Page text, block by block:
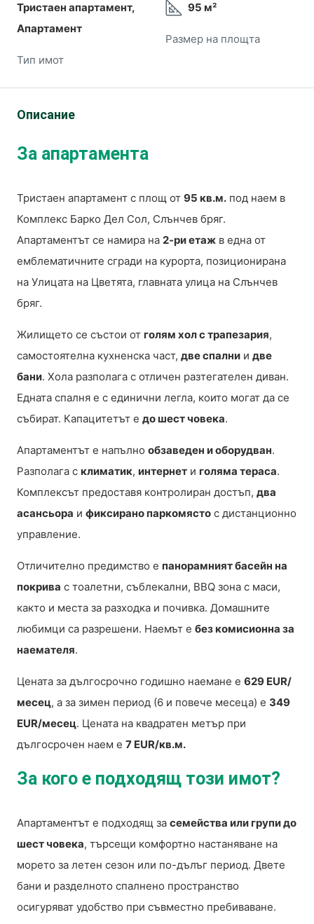
Тристаен апартамент,
Апартамент
Тип имот
95 м²
Размер на площта
Описание
За апартамента
Тристаен апартамент с площ от 95 кв.м. под наем в
Комплекс Барко Дел Сол, Слънчев бряг.
Апартаментът се намира на 2-ри етаж в една от
емблематичните сгради на курорта, позиционирана
на Улицата на Цветята, главната улица на Слънчев
бряг.
Жилището се състои от голям хол с трапезария,
самостоятелна кухненска част, две спални и две
бани. Хола разполага с отличен разтегателен диван.
Едната спалня е с единични легла, които могат да се
събират. Капацитетът е до шест човека.
Апартаментът е напълно обзаведен и оборудван.
Разполага с климатик, интернет и голяма тераса.
Комплексът предоставя контролиран достъп, два
асансьора и фиксирано паркомясто с дистанционно
управление.
Отличително предимство е панорамният басейн на
покрива с тоалетни, съблекални, BBQ зона с маси,
както и места за разходка и почивка. Домашните
любимци са разрешени. Наемът е без комисионна за
наемателя.
Цената за дългосрочно годишно наемане е 629 EUR/
месец, а за зимен период (6 и повече месеца) е 349
EUR/месец. Цената на квадратен метър при
дългосрочен наем е 7 EUR/кв.м.
За кого е подходящ този имот?
Апартаментът е подходящ за семейства или групи до
шест човека, търсещи комфортно настаняване на
морето за летен сезон или по-дълъг период. Двете
бани и разделното спалнено пространство
осигуряват удобство при съвместно пребиваване.